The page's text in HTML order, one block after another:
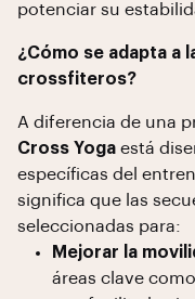
potenciar su
¿Cómo se adapta a
crossfiteros?
A diferencia de una
Cross Yoga está
específicas del
significa que las
seleccionadas para:
Mejorar la
áreas clave